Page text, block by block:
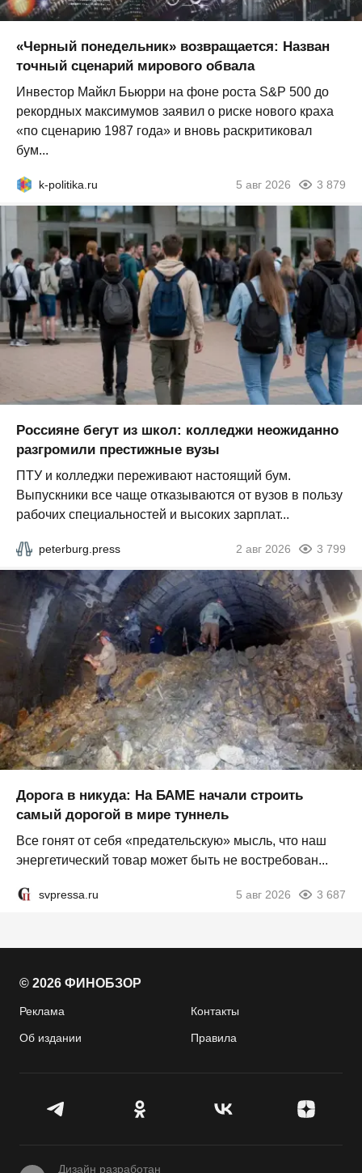
«Черный понедельник» возвращается: Назван
точный сценарий мирового обвала
Инвестор Майкл Бьюрри на фоне роста S&P 500 до
рекордных максимумов заявил о риске нового краха
«по сценарию 1987 года» и вновь раскритиковал
бум...
k-politika.ru 5 авг 2026 3 879
Россияне бегут из школ: колледжи неожиданно
разгромили престижные вузы
ПТУ и колледжи переживают настоящий бум.
Выпускники все чаще отказываются от вузов в пользу
рабочих специальностей и высоких зарплат...
peterburg.press 2 авг 2026 3 799
Дорога в никуда: На БАМЕ начали строить
самый дорогой в мире туннель
Все гонят от себя «предательскую» мысль, что наш
энергетический товар может быть не востребован...
svpressa.ru 5 авг 2026 3 687
© 2026 ФИНОБЗОР
Реклама Контакты
Об издании Правила